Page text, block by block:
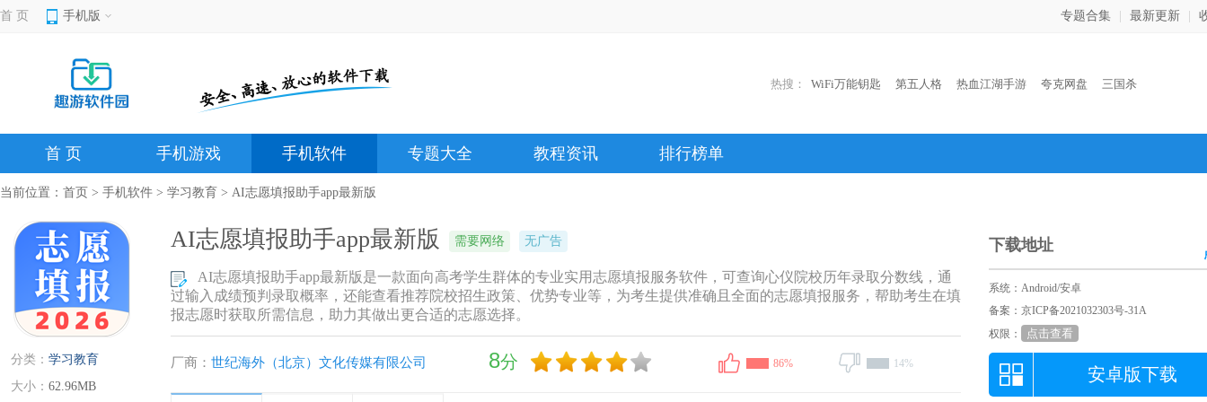
首 页 手机版 专题合集 最新更新
热搜： WiFi万能钥匙 第五人格 热血江湖手游 夸克网盘 三国杀
首 页 手机游戏 手机软件 专题大全 教程资讯 排行榜单
当前位置： 首页 > 手机软件 > 学习教育 > AI志愿填报助手app最新版
分类： 学习教育
大小： 62.96MB
AI志愿填报助手app最新版 需要网络 无广告
AI志愿填报助手app最新版是一款面向高考学生群体的专业实用志愿填报服务软件，可查询心仪院校历年录取分数线，通
过输入成绩预判录取概率，还能查看推荐院校招生政策、优势专业等，为考生提供准确且全面的志愿填报服务，帮助考生在填
报志愿时获取所需信息，助力其做出更合适的志愿选择。
厂商： 世纪海外（北京）文化传媒有限公司 8分 86% 14%
下载地址
系统：Android/安卓
备案：京ICP备2021032303号-31A
权限：
点击查看
安卓版下载